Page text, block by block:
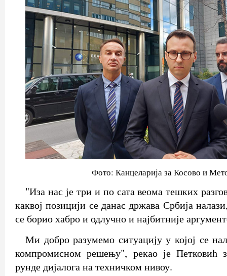
Фото: Канцеларија за Косово и
"Иза нас је три и по сата веома тешких
каквој позицији се данас држава Србија
се борио хабро и одлучно и најбитније
Ми добро разумемо ситуацију у којој се
компромисном решењу", рекао је Петковић
рунде дијалога на техничком нивоу.